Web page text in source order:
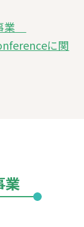
業
に関
業